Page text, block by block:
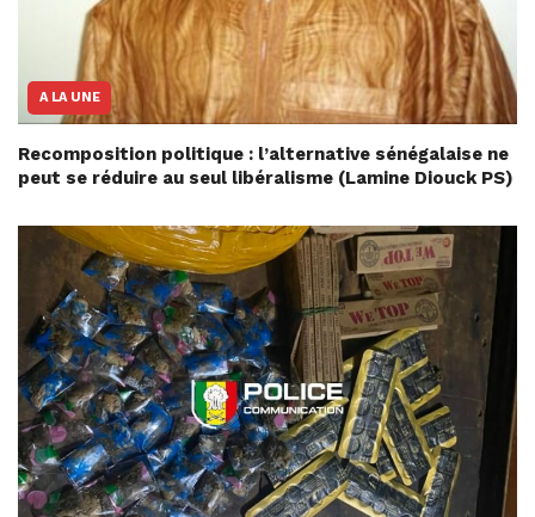
A LA UNE
Recomposition politique : l’alternative sénégalaise ne
peut se réduire au seul libéralisme (Lamine Diouck PS)